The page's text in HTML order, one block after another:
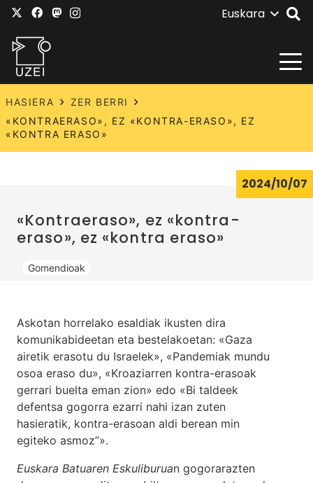
Euskara
HASIERA
ZER BERRI
«KONTRAERASO», EZ «KONTRA-ERASO», EZ
«KONTRA ERASO»
«Kontraeraso», ez «kontra-
eraso», ez «kontra eraso»
Gomendioak
2024/10/07
Askotan horrelako esaldiak ikusten dira
komunikabideetan eta bestelakoetan: «Gaza
airetik erasotu du Israelek», «Pandemiak mundu
osoa eraso du», «Kroaziarren kontra-erasoak
gerrari buelta eman zion» edo «Bi taldeek
defentsa gogorra ezarri nahi izan zuten
hasieratik, kontra-erasoan aldi berean min
egiteko asmoz”».
Euskara Batuaren Eskuliburuan gogorarazten